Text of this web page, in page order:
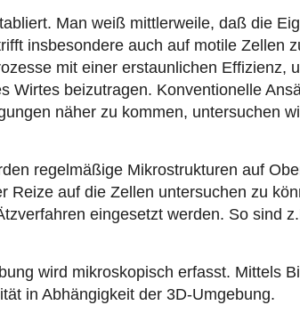
Man weiß mittlerweile, daß die
insbesondere auch auf motile Zellen
mit einer erstaunlichen Effizienz,
Wirtes beizutragen. Konventionelle
näher zu kommen, untersuchen
regelmäßige Mikrostrukturen auf
auf die Zellen untersuchen zu
eingesetzt werden. So sind
wird mikroskopisch erfasst. Mittels
in Abhängigkeit der 3D-Umgebung.